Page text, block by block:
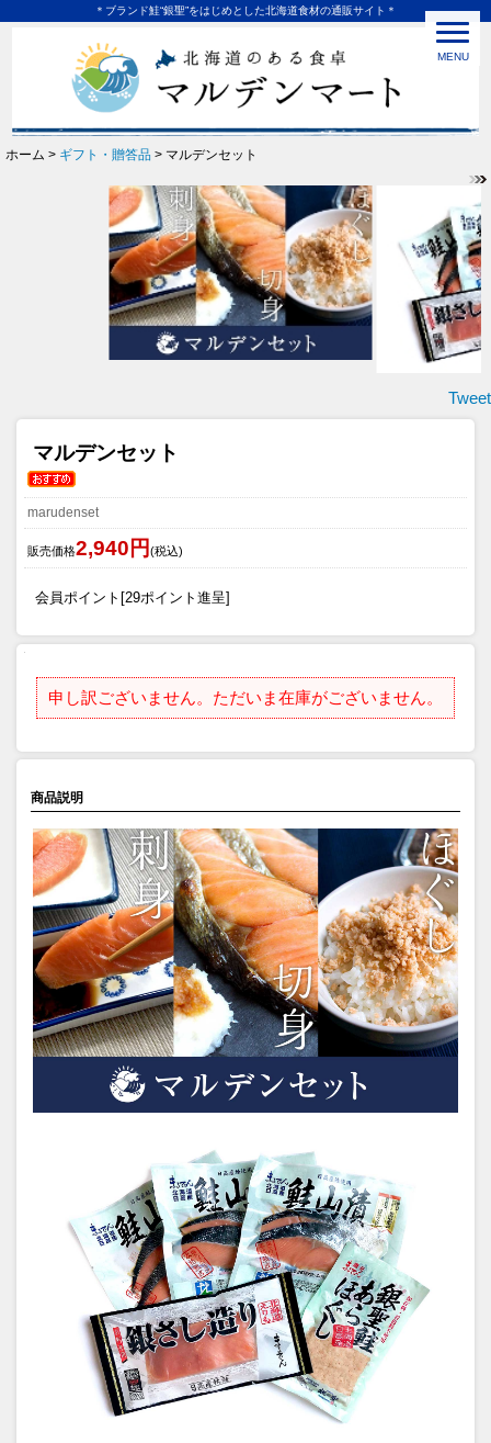
＊ブランド鮭“銀聖”をはじめとした北海道食材の通販サイト＊
MENU
ホーム > ギフト・贈答品 > マルデンセット
Tweet
マルデンセット
marudenset
販売価格2,940円(税込)
会員ポイント[29ポイント進呈]
申し訳ございません。ただいま在庫がございません。
商品説明